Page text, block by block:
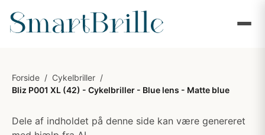
Forside / Cykelbriller /
Bliz P001 XL (42) - Cykelbriller - Blue lens - Matte blue
Dele af indholdet på denne side kan være genereret